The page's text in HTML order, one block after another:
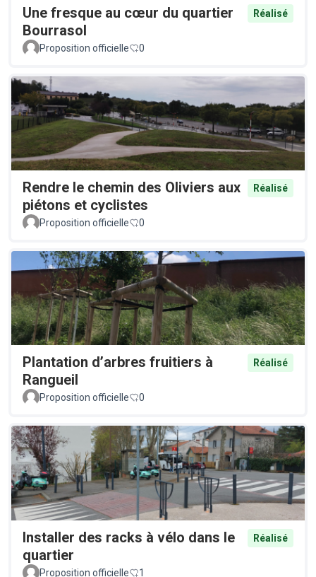
Une fresque au cœur du quartier
Bourrasol
Réalisé
Proposition officielle 0
Rendre le chemin des Oliviers aux
piétons et cyclistes
Réalisé
Proposition officielle 0
Plantation d’arbres fruitiers à
Rangueil
Réalisé
Proposition officielle 0
Installer des racks à vélo dans le
quartier
Réalisé
Proposition officielle 1